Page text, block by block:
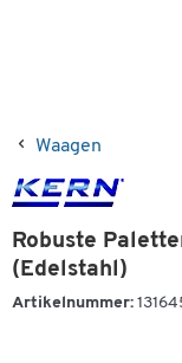
Waagen
Robuste
(Edelstahl)
Artikelnummer: